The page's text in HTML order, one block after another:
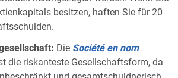
besitzen, haften Sie für 20
Die Société en nom
die riskanteste Gesellschaftsform, da